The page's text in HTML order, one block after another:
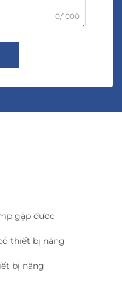
0/1000
gập được
thiết bị nâng
bị nâng